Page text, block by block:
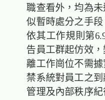
職查看外，均為
似暫時處分之手
依其工作規則第
告員工群起仿效
離工作崗位不需
禁系統對員工之
管理及內部秩序